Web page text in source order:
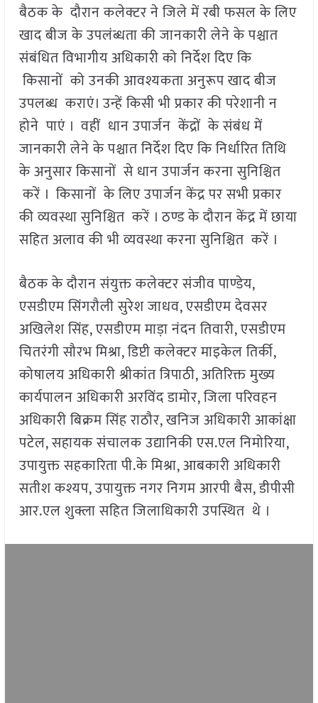
बैठक के दौरान कलेक्टर ने जिले में रबी फसल के लिए
खाद बीज के उपलंब्धता की जानकारी लेने के पश्चात
संबंधित विभागीय अधिकारी को निर्देश दिए कि
किसानों को उनकी आवश्यकता अनुरूप खाद बीज
उपलब्ध कराएं। उन्हें किसी भी प्रकार की परेशानी न
होने पाएं । वहीं धान उपार्जन केंद्रों के संबंध में
जानकारी लेने के पश्चात निर्देश दिए कि निर्धारित तिथि
के अनुसार किसानों से धान उपार्जन करना सुनिश्चित
करें । किसानों के लिए उपार्जन केंद्र पर सभी प्रकार
की व्यवस्था सुनिश्चित करें । ठण्ड के दौरान केंद्र में छाया
सहित अलाव की भी व्यवस्था करना सुनिश्चित करें ।
बैठक के दौरान संयुक्त कलेक्टर संजीव पाण्डेय,
एसडीएम सिंगरौली सुरेश जाधव, एसडीएम देवसर
अखिलेश सिंह, एसडीएम माड़ा नंदन तिवारी, एसडीएम
चितरंगी सौरभ मिश्रा, डिप्टी कलेक्टर माइकेल तिर्की,
कोषालय अधिकारी श्रीकांत त्रिपाठी, अतिरिक्त मुख्य
कार्यपालन अधिकारी अरविंद डामोर, जिला परिवहन
अधिकारी बिक्रम सिंह राठौर, खनिज अधिकारी आकांक्षा
पटेल, सहायक संचालक उद्यानिकी एस.एल निमोरिया,
उपायुक्त सहकारिता पी.के मिश्रा, आबकारी अधिकारी
सतीश कश्यप, उपायुक्त नगर निगम आरपी बैस, डीपीसी
आर.एल शुक्ला सहित जिलाधिकारी उपस्थित थे ।